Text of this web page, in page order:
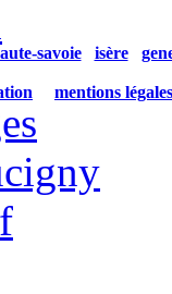
savoie isère
mentions légales